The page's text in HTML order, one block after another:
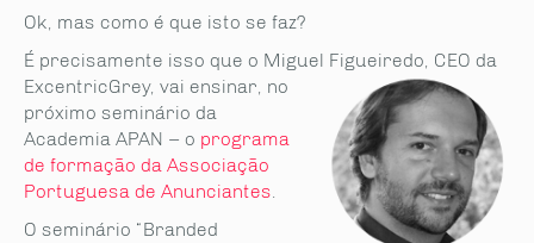
Ok, mas como é que isto se faz?
É precisamente isso que o Miguel Figueiredo, CEO da
ExcentricGrey, vai ensinar, no
próximo seminário da
Academia APAN – o programa
de formação da Associação
Portuguesa de Anunciantes.
O seminário “Branded